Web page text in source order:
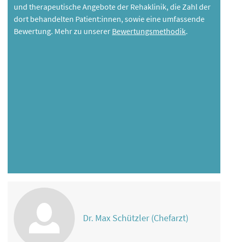
und therapeutische Angebote der Rehaklinik, die Zahl der
dort behandelten Patient:innen, sowie eine umfassende
Bewertung. Mehr zu unserer Bewertungsmethodik.
Dr. Max Schützler (Chefarzt)